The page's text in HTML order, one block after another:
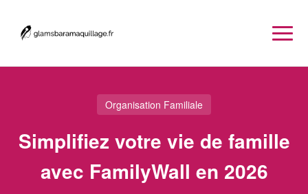
Organisation Familiale
Simplifiez votre vie de famille
avec FamilyWall en 2026